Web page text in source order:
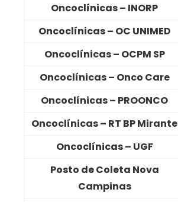
Oncoclínicas – INORP
Oncoclínicas – OC UNIMED
Oncoclínicas – OCPM SP
Oncoclínicas – Onco Care
Oncoclínicas – PROONCO
Oncoclínicas – RT BP Mirante
Oncoclínicas – UGF
Posto de Coleta Nova
Campinas